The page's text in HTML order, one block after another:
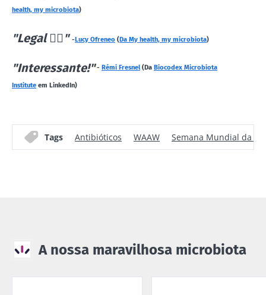
health, my microbiota)
"Legal 👍🏾"-Lucy Ofreneo (Da My health, my microbiota)
"Interessante!"- Rémi Fresnel (Da Biocodex Microbiota
Institute em LinkedIn)
Tags Antibióticos WAAW Semana Mundial da
A nossa maravilhosa microbiota